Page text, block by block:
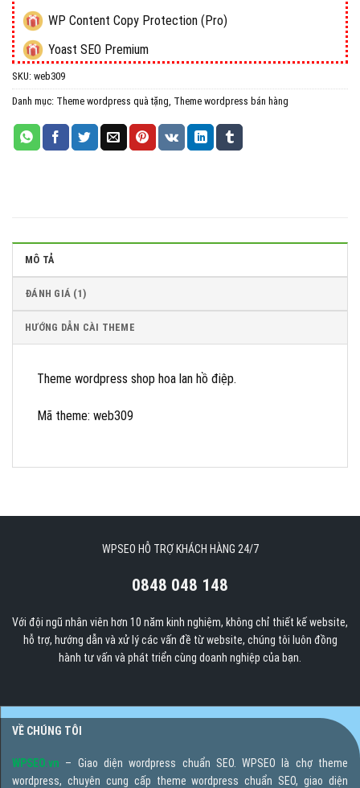
WP Content Copy Protection (Pro)
Yoast SEO Premium
All in One WP Migration Unlimited Extension
iThemes Security Pro
Wordfence Security Premium
SKU: web309
Danh mục: Theme wordpress quà tặng, Theme wordpress bán hàng
MÔ TẢ
ĐÁNH GIÁ (1)
HƯỚNG DẪN CÀI THEME
Theme wordpress shop hoa lan hồ điệp.
Mã theme: web309
WPSEO HỖ TRỢ KHÁCH HÀNG 24/7
0848 048 148
Với đội ngũ nhân viên hơn 10 năm kinh nghiệm, không chỉ thiết kế website,
hỗ trợ, hướng dẫn và xử lý các vấn đề từ website, chúng tôi luôn đồng
hành tư vấn và phát triển cùng doanh nghiệp của bạn.
VỀ CHÚNG TÔI
WPSEO.vn – Giao diện wordpress chuẩn SEO. WPSEO là chợ theme
wordpress, chuyên cung cấp theme wordpress chuẩn SEO, giao diện